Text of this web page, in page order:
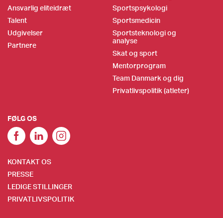
Ansvarlig eliteidræt
Talent
Udgivelser
Partnere
Sportspsykologi
Sportsmedicin
Sportsteknologi og
analyse
Skat og sport
Mentorprogram
Team Danmark og dig
Privatlivspolitik (atleter)
FØLG OS
KONTAKT OS
PRESSE
LEDIGE STILLINGER
PRIVATLIVSPOLITIK